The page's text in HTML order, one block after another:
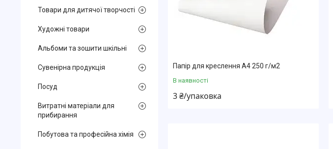
Папір для креслення А4 250 г/м2
В наявності
3 ₴/упаковка
Товари для дитячої творчості
Художні товари
Альбоми та зошити шкільні
Сувенірна продукція
Посуд
Витратні матеріали для
прибирання
Побутова та професійна хімія